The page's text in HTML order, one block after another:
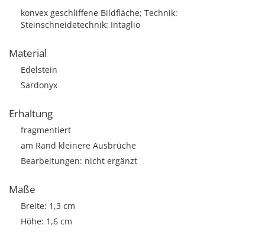
konvex geschliffene Bildfläche; Technik:
Steinschneidetechnik: Intaglio
Material
Edelstein
Sardonyx
Erhaltung
fragmentiert
am Rand kleinere Ausbrüche
Bearbeitungen: nicht ergänzt
Maße
Breite: 1,3 cm
Höhe: 1,6 cm